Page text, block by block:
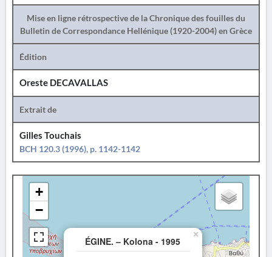
Mise en ligne rétrospective de la Chronique des fouilles du
Bulletin de Correspondance Hellénique (1920-2004) en Grèce
Édition
Oreste DECAVALLAS
Extrait de
Gilles Touchais
BCH 120.3 (1996), p. 1142-1142
ÉGINE. – Kolona - 1995
×
+
−